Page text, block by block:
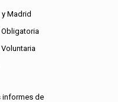
Madrid
informes de